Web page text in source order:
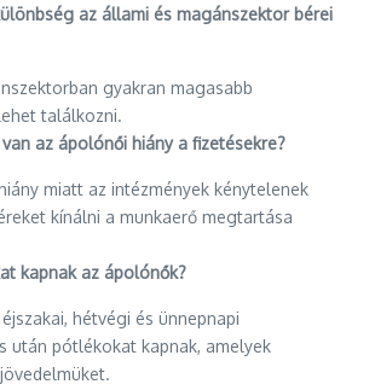
az állami és magánszektor bérei
gyakran magasabb
találkozni.
az ápolónői hiány a fizetésekre?
miatt az intézmények kénytelenek
kínálni a munkaerő megtartása
kapnak az ápolónők?
hétvégi és ünnepnapi
után pótlékokat kapnak, amelyek